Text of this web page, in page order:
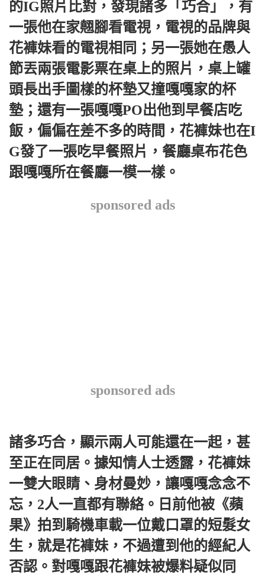
的IG照片比對，發現諸多「巧合」，有
一張他在家翹腳看電視，電視的品牌與
花褲妹看的電視相同；另一張她在愚人
節丟兩張電影票在桌上的照片，桌上罐
頭長出手圖樣的杯墊又撞嘎嘎家的杯
墊；還有一張嘎嘎PO出他到早餐店吃
飯，偏偏在差不多的時間，花褲妹也在I
G發了一張吃早餐照片，餐廳桌布花色
跟嘎嘎所在餐廳一模一樣。
sponsored ads
sponsored ads
諸多巧合，顯示兩人可能還在一起，甚
至正在同居。 據知情人士透露，花褲妹
一雙大眼睛、身材曼妙，讓嘎嘎念念不
忘，2人一直都有聯絡。 日前他被《蘋
果》拍到騎機車載一位戴口罩的短髮女
生，就是花褲妹，不過遭到他的經紀人
否認。 對嘎嘎跟花褲妹被爆料疑似同